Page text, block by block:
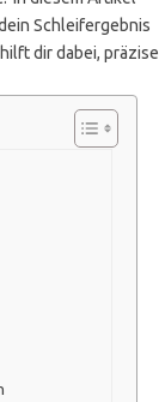
Schleifergebnis
dir dabei, präzise